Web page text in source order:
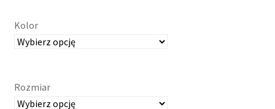
Kolor
Rozmiar